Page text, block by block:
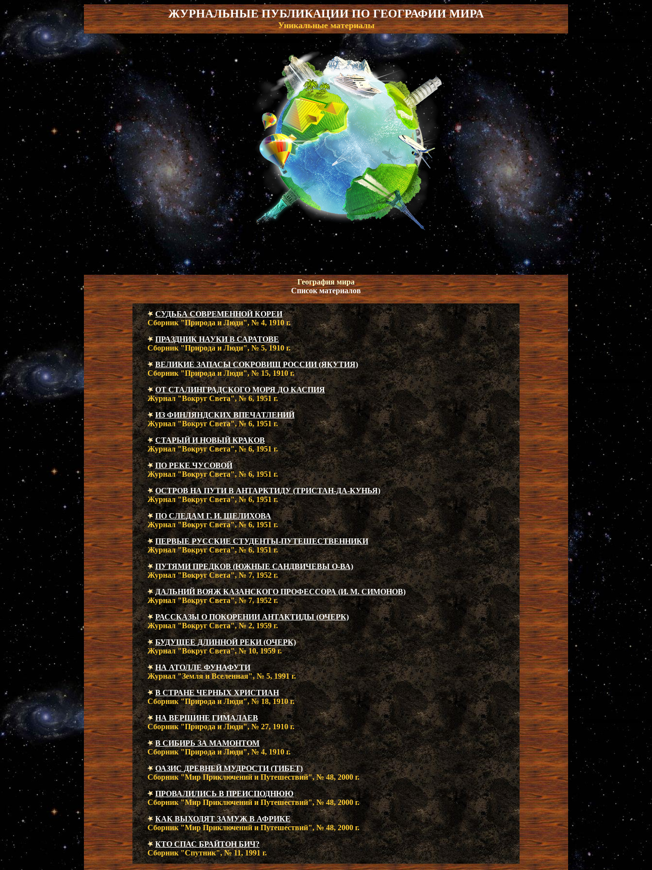
ЖУРНАЛЬНЫЕ ПУБЛИКАЦИИ ПО ГЕОГРАФИИ МИРА
Уникальные материалы
География мира
Список материалов
СУДЬБА СОВРЕМЕННОЙ КОРЕИ
Сборник "Природа и Люди", № 4, 1910 г.
ПРАЗДНИК НАУКИ В САРАТОВЕ
Сборник "Природа и Люди", № 5, 1910 г.
ВЕЛИКИЕ ЗАПАСЫ СОКРОВИЩ РОССИИ (ЯКУТИЯ)
Сборник "Природа и Люди", № 15, 1910 г.
ОТ СТАЛИНГРАДСКОГО МОРЯ ДО КАСПИЯ
Журнал "Вокруг Света", № 6, 1951 г.
ИЗ ФИНЛЯНДСКИХ ВПЕЧАТЛЕНИЙ
Журнал "Вокруг Света", № 6, 1951 г.
СТАРЫЙ И НОВЫЙ КРАКОВ
Журнал "Вокруг Света", № 6, 1951 г.
ПО РЕКЕ ЧУСОВОЙ
Журнал "Вокруг Света", № 6, 1951 г.
ОСТРОВ НА ПУТИ В АНТАРКТИДУ (ТРИСТАН-ДА-КУНЬЯ)
Журнал "Вокруг Света", № 6, 1951 г.
ПО СЛЕДАМ Г. И. ШЕЛИХОВА
Журнал "Вокруг Света", № 6, 1951 г.
ПЕРВЫЕ РУССКИЕ СТУДЕНТЫ-ПУТЕШЕСТВЕННИКИ
Журнал "Вокруг Света", № 6, 1951 г.
ПУТЯМИ ПРЕДКОВ (ЮЖНЫЕ САНДВИЧЕВЫ О-ВА)
Журнал "Вокруг Света", № 7, 1952 г.
ДАЛЬНИЙ ВОЯЖ КАЗАНСКОГО ПРОФЕССОРА (И. М. СИМОНОВ)
Журнал "Вокруг Света", № 7, 1952 г.
РАССКАЗЫ О ПОКОРЕНИИ АНТАКТИДЫ (ОЧЕРК)
Журнал "Вокруг Света", № 2, 1959 г.
БУДУЩЕЕ ДЛИННОЙ РЕКИ (ОЧЕРК)
Журнал "Вокруг Света", № 10, 1959 г.
НА АТОЛЛЕ ФУНАФУТИ
Журнал "Земля и Вселенная", № 5, 1991 г.
В СТРАНЕ ЧЕРНЫХ ХРИСТИАН
Сборник "Природа и Люди", № 18, 1910 г.
НА ВЕРШИНЕ ГИМАЛАЕВ
Сборник "Природа и Люди", № 27, 1910 г.
В СИБИРЬ ЗА МАМОНТОМ
Сборник "Природа и Люди", № 4, 1910 г.
ОАЗИС ДРЕВНЕЙ МУДРОСТИ (ТИБЕТ)
Сборник "Мир Приключений и Путешествий", № 48, 2000 г.
ПРОВАЛИЛИСЬ В ПРЕИСПОДНЮЮ
Сборник "Мир Приключений и Путешествий", № 48, 2000 г.
КАК ВЫХОДЯТ ЗАМУЖ В АФРИКЕ
Сборник "Мир Приключений и Путешествий", № 48, 2000 г.
КТО СПАС БРАЙТОН БИЧ?
Сборник "Спутник", № 11, 1991 г.